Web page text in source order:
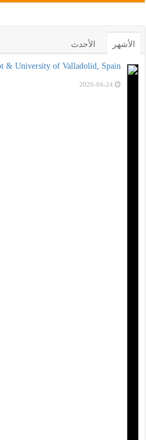
الأشهر الأحدث
& University of Valladolid, Spain.
2026-04-24